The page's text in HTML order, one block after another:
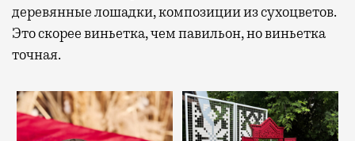
деревянные лошадки, композиции из сухоцветов.
Это скорее виньетка, чем павильон, но виньетка
точная.